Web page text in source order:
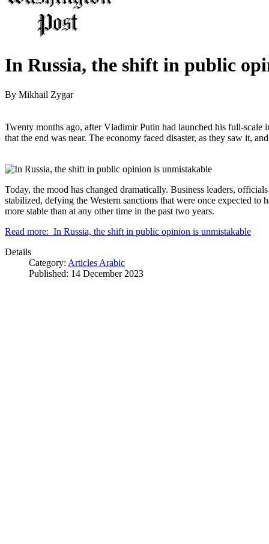
In Russia, the shift in public
By Mikhail Zygar
Twenty months ago, after Vladimir Putin had launched his full-
that the end was near. The economy faced disaster, as they saw it,
Today, the mood has changed dramatically. Business leaders,
stabilized, defying the Western sanctions that were once expected to
more stable than at any other time in the past two years.
Read more: In Russia, the shift in public opinion is unmistakable
Details
Category: Articles Arabic
Published: 14 December 2023